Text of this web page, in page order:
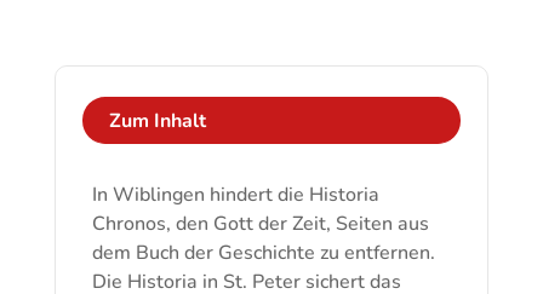
Zentrum
MengeZum Inhalt
In Wiblingen hindert die Historia
Chronos, den Gott der Zeit, Seiten aus
dem Buch der Geschichte zu entfernen.
Die Historia in St. Peter sichert das